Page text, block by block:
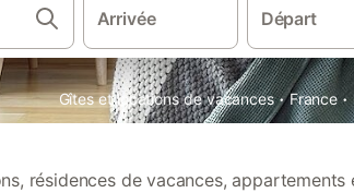
Arrivée Départ
Gîtes et locations de vacances · France ·
résidences de vacances,